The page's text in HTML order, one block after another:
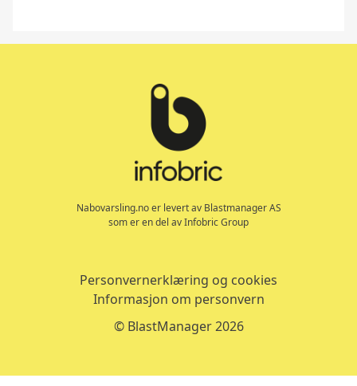
Nabovarsling.no er levert av Blastmanager AS
som er en del av Infobric Group
Personvernerklæring og cookies
Informasjon om personvern
© BlastManager 2026